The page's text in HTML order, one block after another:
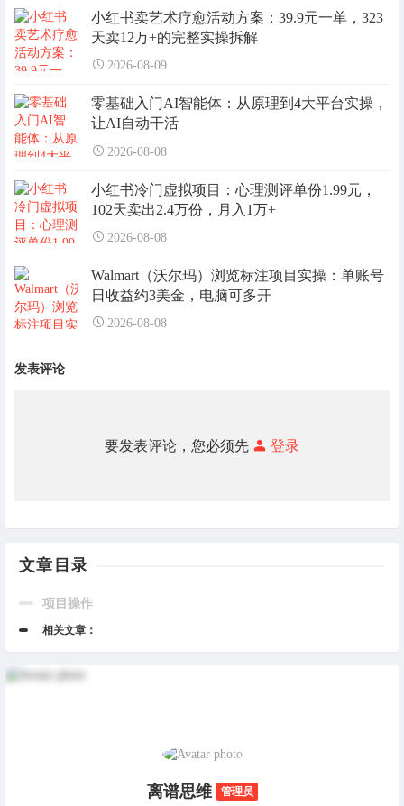
小红书卖艺术疗愈活动方案：39.9元一单，323
天卖12万+的完整实操拆解
2026-08-09
零基础入门AI智能体：从原理到4大平台实操，
让AI自动干活
2026-08-08
小红书冷门虚拟项目：心理测评单份1.99元，
102天卖出2.4万份，月入1万+
2026-08-08
Walmart（沃尔玛）浏览标注项目实操：单账号
日收益约3美金，电脑可多开
2026-08-08
发表评论
要发表评论，您必须先 登录
文章目录
项目操作
相关文章：
离谱思维 管理员